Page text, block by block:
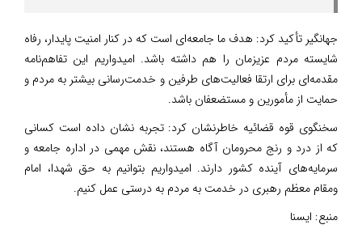
جهانگیر تأکید کرد: هدف ما جامعه‌ای است که در کنار امنیت پایدار، رفاه
شایسته مردم عزیزمان را هم داشته باشد. امیدواریم این تفاهم‌نامه
مقدمه‌ای برای ارتقا فعالیت‌های طرفین و خدمت‌رسانی بیشتر به مردم و
حمایت از مأمورین و مستضعفان باشد.
سخنگوی قوه قضائیه خاطرنشان کرد: تجربه نشان داده است کسانی
که از درد و رنج محرومان آگاه هستند، نقش مهمی در اداره جامعه و
سرمایه‌های آینده کشور دارند. امیدواریم بتوانیم به حق شهدا، امام
ومقام معظم رهبری در خدمت به مردم به درستی عمل کنیم.
منبع: ایسنا